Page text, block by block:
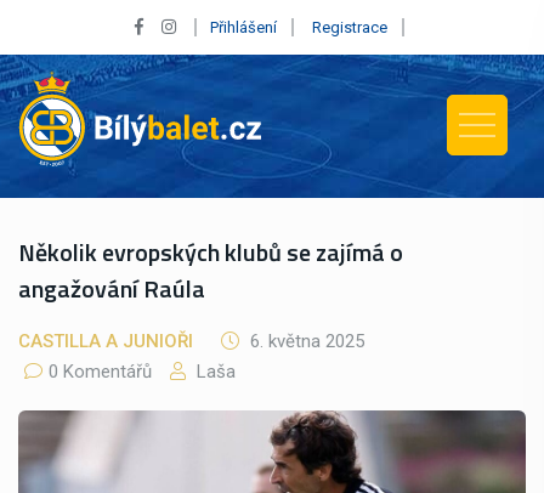
Přihlášení Registrace
Několik evropských klubů se zajímá o
angažování Raúla
CASTILLA A JUNIOŘI
6. května 2025
0 Komentářů
Laša